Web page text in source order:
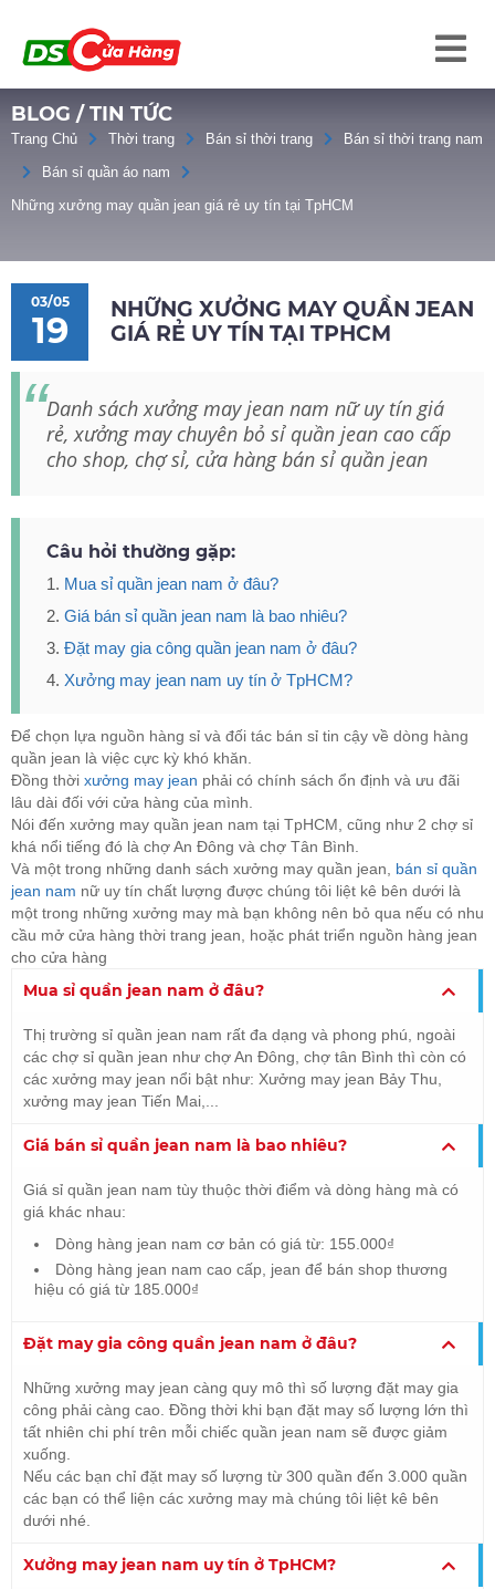
BLOG / TIN TỨC
Trang Chủ Thời trang Bán sỉ thời trang
Bán sỉ thời trang nam
Bán sỉ quần áo nam
Những xưởng may quần jean giá rẻ uy tín tại TpHCM
03/05
19
NHỮNG XƯỞNG MAY QUẦN JEAN
GIÁ RẺ UY TÍN TẠI TPHCM
Danh sách xưởng may jean nam nữ uy tín giá
rẻ, xưởng may chuyên bỏ sỉ quần jean cao cấp
cho shop, chợ sỉ, cửa hàng bán sỉ quần jean
Câu hỏi thường gặp:
Mua sỉ quần jean nam ở đâu?
Giá bán sỉ quần jean nam là bao nhiêu?
Đặt may gia công quần jean nam ở đâu?
Xưởng may jean nam uy tín ở TpHCM?
Để chọn lựa nguồn hàng sỉ và đối tác bán sỉ tin cậy về dòng hàng
quần jean là việc cực kỳ khó khăn.
Đồng thời xưởng may jean phải có chính sách ổn định và ưu đãi
lâu dài đối với cửa hàng của mình.
Nói đến xưởng may quần jean nam tại TpHCM, cũng như 2 chợ sỉ
khá nổi tiếng đó là chợ An Đông và chợ Tân Bình.
Và một trong những danh sách xưởng may quần jean, bán sỉ quần
jean nam nữ uy tín chất lượng được chúng tôi liệt kê bên dưới là
một trong những xưởng may mà bạn không nên bỏ qua nếu có nhu
cầu mở cửa hàng thời trang jean, hoặc phát triển nguồn hàng jean
cho cửa hàng
Mua sỉ quần jean nam ở đâu?
Thị trường sỉ quần jean nam rất đa dạng và phong phú, ngoài
các chợ sỉ quần jean như chợ An Đông, chợ tân Bình thì còn có
các xưởng may jean nổi bật như: Xưởng may jean Bảy Thu,
xưởng may jean Tiến Mai,...
Giá bán sỉ quần jean nam là bao nhiêu?
Giá sỉ quần jean nam tùy thuộc thời điểm và dòng hàng mà có
giá khác nhau:
Dòng hàng jean nam cơ bản có giá từ: 155.000₫
Dòng hàng jean nam cao cấp, jean để bán shop thương
hiệu có giá từ 185.000₫
Đặt may gia công quần jean nam ở đâu?
Những xưởng may jean càng quy mô thì số lượng đặt may gia
công phải càng cao. Đồng thời khi bạn đặt may số lượng lớn thì
tất nhiên chi phí trên mỗi chiếc quần jean nam sẽ được giảm
xuống.
Nếu các bạn chỉ đặt may số lượng từ 300 quần đến 3.000 quần
các bạn có thể liện các xưởng may mà chúng tôi liệt kê bên
dưới nhé.
Xưởng may jean nam uy tín ở TpHCM?